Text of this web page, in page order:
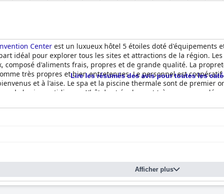
Center est un luxueux hôtel 5 étoiles doté d'équipements
idéal pour explorer tous les sites et attractions de la région.
composé d'aliments frais, propres et de grande qualité. La
très propres et bien entretenues. Le personnel est
et à l'aise. Le spa et la piscine thermale sont de premier
de la vie quotidienne. L'hôtel est également très recommandé
tels que des jeux vidéo, du hockey sur gazon et des machines
Centerest une destination de choix pour votre prochain voyage,
désireux de se détendre et de se relaxer.
Lire les résumés des avis pour toutes les
Afficher plus